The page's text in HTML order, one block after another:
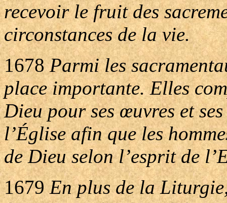
recevoir le fruit des
circonstances de la vie.
1678Parmi les
place importante. Elles
Dieu pour ses œuvres et
l’Église afin que les
de Dieu selon l’esprit de
1679En plus de la